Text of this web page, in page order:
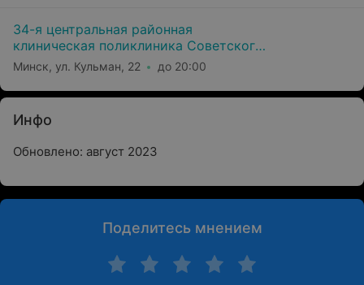
34-я центральная районная
клиническая поликлиника Советского
района г. Минска
Минск, ул. Кульман, 22 до 20:00
Инфо
Обновлено: август 2023
Поделитесь мнением